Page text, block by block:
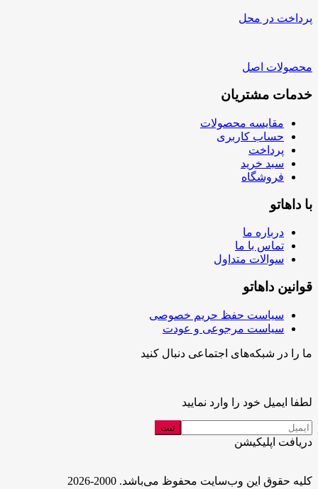
پرداخت در محل
محصولات اصل
خدمات مشتریان
مقایسه محصولات
حساب کاربری
پرداخت
سبد خرید
فروشگاه
با داهاتو
درباره ما
تماس با ما
سوالات متداول
قوانین داهاتو
سیاست حفظ حریم خصوصی
سیاست مرجوعی و عودت
ما را در شبکه‌های اجتماعی دنبال کنید
لطفا ایمیل خود را وارد نمایید
دریافت اپلیکیشن
کلیه حقوق این وب‌سایت محفوظ می‌باشد. 2000-2026